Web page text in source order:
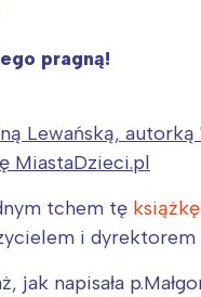
pragną!
Lewańską,
MiastaDzieci.pl
tchem tę
i dyrektorem
jak napisała